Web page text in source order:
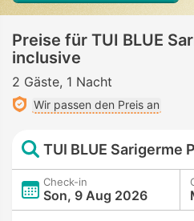
Preise für TUI BLUE
inclusive
2 Gäste 1 Nacht
Wir passen den Preis an
TUI BLUE Sarigerme
Check-in
Son, 9 Aug 2026